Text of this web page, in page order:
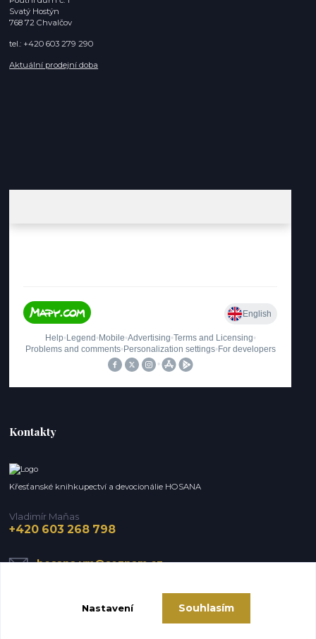
Svatý Hostýn
768 72 Chvalčov
tel.: +420 603 279 290
Aktuální prodejní doba
Kontakty
Křesťanské knihkupectví a devocionálie HOSANA
Vladimír Maňas
+420 603 268 798
hosana.vm@seznam.cz
Nastavení Souhlasím